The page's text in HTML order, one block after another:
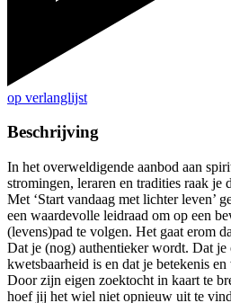
op verlanglijst
Beschrijving
In het overweldigende aanbod aan
stromingen, leraren en tradities raak
Met ‘Start vandaag met lichter leven’
een waardevolle leidraad om op een
(levens)pad te volgen. Het gaat erom
Dat je (nog) authentieker wordt. Dat
kwetsbaarheid is en dat je betekenis
Door zijn eigen zoektocht in kaart te
hoef jij het wiel niet opnieuw uit te